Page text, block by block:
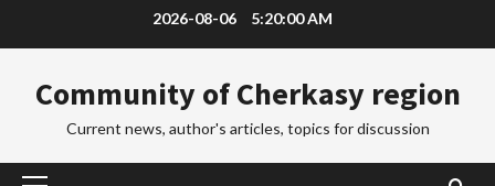
2026-08-06 5:20:00 AM
Community of Cherkasy region
Current news, author's articles, topics for discussion